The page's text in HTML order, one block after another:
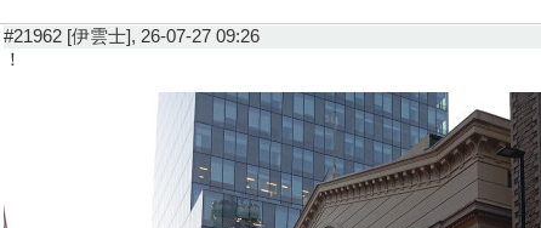
#21962 [伊雲士], 26-07-27 09:26
！